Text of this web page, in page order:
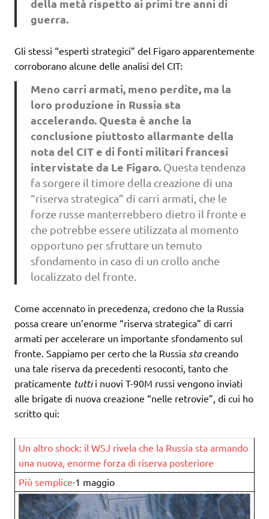
della metà rispetto ai primi tre anni di
guerra.
Gli stessi “esperti strategici” del Figaro apparentemente
corroborano alcune delle analisi del CIT:
Meno carri armati, meno perdite, ma la
loro produzione in Russia sta
accelerando. Questa è anche la
conclusione piuttosto allarmante della
nota del CIT e di fonti militari francesi
intervistate da Le Figaro. Questa tendenza
fa sorgere il timore della creazione di una
“riserva strategica” di carri armati, che le
forze russe manterrebbero dietro il fronte e
che potrebbe essere utilizzata al momento
opportuno per sfruttare un temuto
sfondamento in caso di un crollo anche
localizzato del fronte.
Come accennato in precedenza, credono che la Russia
possa creare un’enorme “riserva strategica” di carri
armati per accelerare un importante sfondamento sul
fronte. Sappiamo per certo che la Russia stacreando
una tale riserva da precedenti resoconti, tanto che
praticamente tuttii nuovi T-90M russi vengono inviati
alle brigate di nuova creazione “nelle retrovie”, di cui ho
scritto qui:
Un altro shock: il WSJ rivela che la Russia sta armando
una nuova, enorme forza di riserva posteriore
Più semplice·1 maggio